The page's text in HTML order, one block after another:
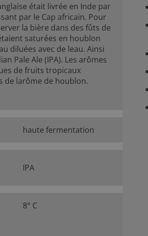
était livrée en Inde par
par le Cap africain. Pour
la bière dans des fûts de
saturées en houblon
diluées avec de leau. Ainsi
Pale Ale (IPA). Les arômes
de fruits tropicaux
de larôme de houblon.
haute fermentation
IPA
8° C